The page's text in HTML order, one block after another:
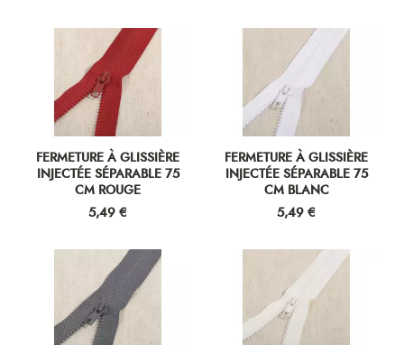
FERMETURE À GLISSIÈRE
INJECTÉE SÉPARABLE 75
CM ROUGE
Prix
5,49 €
FERMETURE À GLISSIÈRE
INJECTÉE SÉPARABLE 75
CM BLANC
Prix
5,49 €